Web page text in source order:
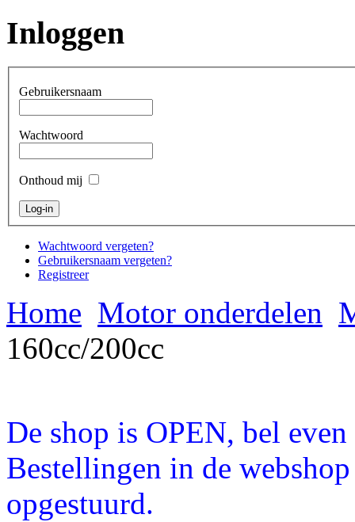
Inloggen
Gebruikersnaam
Wachtwoord
Onthoud mij
Wachtwoord vergeten?
Gebruikersnaam vergeten?
Registreer
Home Motor onderdelen
160cc/200cc
De shop is OPEN, bel
Bestellingen in de
opgestuurd.